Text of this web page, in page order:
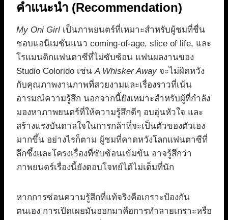
คำแนะนำ (Recommendation)
My Oni Girl เป็นภาพยนตร์ที่เหมาะสำหรับผู้ชมที่ชื่น
ชอบแอนิเมชันแนว coming-of-age, slice of life, และ
โรแมนติกแฟนตาซีที่ไม่ซับซ้อน แฟนผลงานของ
Studio Colorido เช่นA Whisker Away จะไม่ผิดหวัง
กับคุณภาพงานภาพที่สวยงามและเรื่องราวที่เน้น
อารมณ์ความรู้สึก นอกจากนี้ยังเหมาะสำหรับผู้ที่กำลัง
มองหาภาพยนตร์ที่ให้ความรู้สึกดีๆ อบอุ่นหัวใจ และ
สร้างแรงบันดาลใจในการกล้าที่จะเป็นตัวของตัวเอง
มากขึ้น อย่างไรก็ตาม ผู้ชมที่คาดหวังโลกแฟนตาซีที่
ลึกซึ้งและโครงเรื่องที่ซับซ้อนเข้มข้น อาจรู้สึกว่า
ภาพยนตร์เรื่องนี้ยังตอบโจทย์ได้ไม่เต็มที่นัก
หากการซ่อนความรู้สึกที่แท้จริงคือเกราะป้องกัน
ตนเอง การเปิดเผยมันออกมาคือการทำลายเกราะหรือ